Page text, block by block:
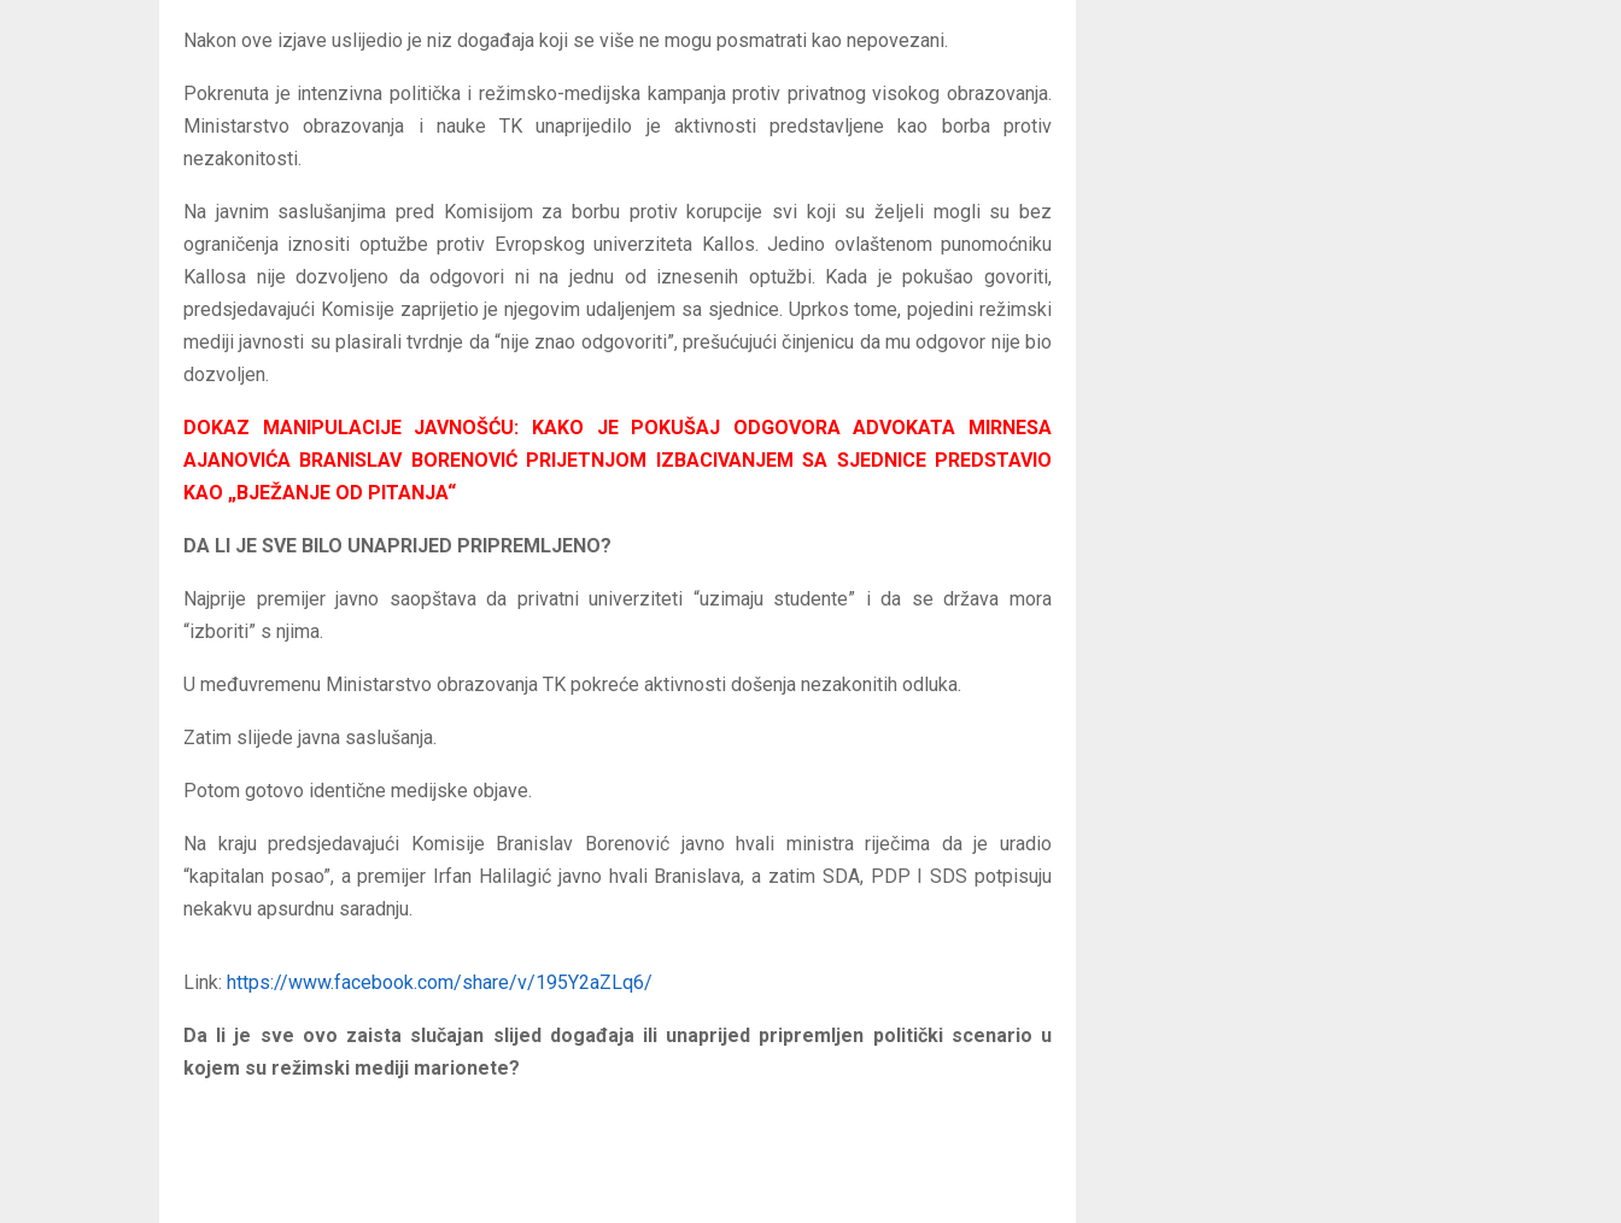
Nakon ove izjave uslijedio je niz događaja koji se više ne mogu posmatrati kao nepovezani.
Pokrenuta je intenzivna politička i režimsko-medijska kampanja protiv privatnog visokog obrazovanja.
Ministarstvo obrazovanja i nauke TK unaprijedilo je aktivnosti predstavljene kao borba protiv
nezakonitosti.
Na javnim saslušanjima pred Komisijom za borbu protiv korupcije svi koji su željeli mogli su bez
ograničenja iznositi optužbe protiv Evropskog univerziteta Kallos. Jedino ovlaštenom punomoćniku
Kallosa nije dozvoljeno da odgovori ni na jednu od iznesenih optužbi. Kada je pokušao govoriti,
predsjedavajući Komisije zaprijetio je njegovim udaljenjem sa sjednice. Uprkos tome, pojedini režimski
mediji javnosti su plasirali tvrdnje da “nije znao odgovoriti”, prešućujući činjenicu da mu odgovor nije bio
dozvoljen.
DOKAZ MANIPULACIJE JAVNOŠĆU: KAKO JE POKUŠAJ ODGOVORA ADVOKATA MIRNESA
AJANOVIĆA BRANISLAV BORENOVIĆ PRIJETNJOM IZBACIVANJEM SA SJEDNICE PREDSTAVIO
KAO „BJEŽANJE OD PITANJA“
DA LI JE SVE BILO UNAPRIJED PRIPREMLJENO?
Najprije premijer javno saopštava da privatni univerziteti “uzimaju studente” i da se država mora
“izboriti” s njima.
U međuvremenu Ministarstvo obrazovanja TK pokreće aktivnosti došenja nezakonitih odluka.
Zatim slijede javna saslušanja.
Potom gotovo identične medijske objave.
Na kraju predsjedavajući Komisije Branislav Borenović javno hvali ministra riječima da je uradio
“kapitalan posao”, a premijer Irfan Halilagić javno hvali Branislava, a zatim SDA, PDP I SDS potpisuju
nekakvu apsurdnu saradnju.
Link: https://www.facebook.com/share/v/195Y2aZLq6/
Da li je sve ovo zaista slučajan slijed događaja ili unaprijed pripremljen politički scenario u
kojem su režimski mediji marionete?